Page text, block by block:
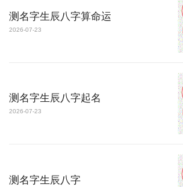
测名字生辰八字算命运
2026-07-23
测名字生辰八字起名
2026-07-23
测名字生辰八字